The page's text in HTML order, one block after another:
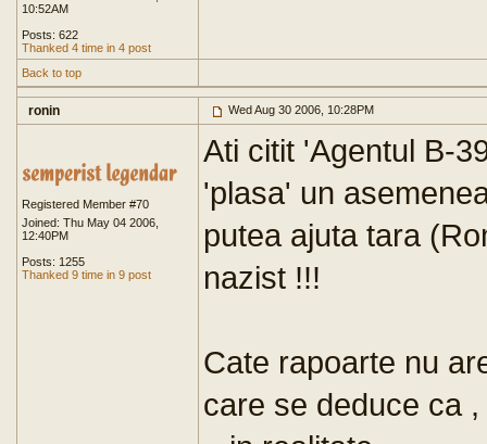
10:52AM
Posts: 622
Thanked 4 time in 4 post
Back to top
ronin Wed Aug 30 2006, 10:28PM
Registered Member #70
Joined: Thu May 04 2006,
12:40PM
Posts: 1255
Thanked 9 time in 9 post
Ati citit 'Agentul B-
'plasa' un
putea ajuta tara
nazist !!!
Cate rapoarte nu
care se deduce ca